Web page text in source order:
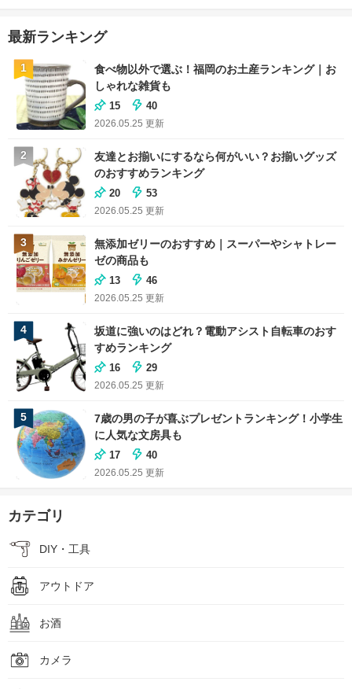
最新ランキング
1
食べ物以外で選ぶ！福岡のお土産ランキング｜お
しゃれな雑貨も
15 40
2026.05.25 更新
2
友達とお揃いにするなら何がいい？お揃いグッズ
のおすすめランキング
20 53
2026.05.25 更新
3
無添加ゼリーのおすすめ｜スーパーやシャトレー
ゼの商品も
13 46
2026.05.25 更新
4
坂道に強いのはどれ？電動アシスト自転車のおす
すめランキング
16 29
2026.05.25 更新
5
7歳の男の子が喜ぶプレゼントランキング！小学生
に人気な文房具も
17 40
2026.05.25 更新
カテゴリ
DIY・工具
アウトドア
お酒
カメラ